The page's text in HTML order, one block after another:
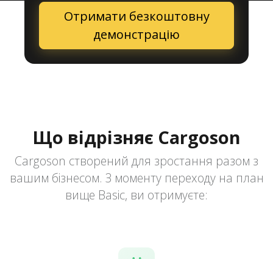
Отримати безкоштовну
демонстрацію
Що відрізняє Cargoson
Cargoson створений для зростання разом з
вашим бізнесом. З моменту переходу на план
вище Basic, ви отримуєте: